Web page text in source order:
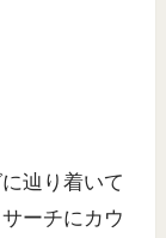
辿り着いて
ーチにカウ